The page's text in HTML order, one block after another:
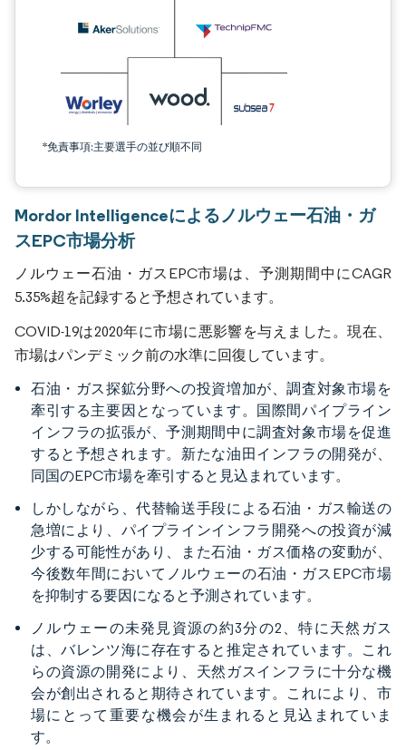
*免責事項:主要選手の並び順不同
Mordor Intelligenceによるノルウェー石油・ガ
スEPC市場分析
ノルウェー石油・ガスEPC市場は、予測期間中にCAGR
5.35%超を記録すると予想されています。
COVID-19は2020年に市場に悪影響を与えました。現在、
市場はパンデミック前の水準に回復しています。
石油・ガス探鉱分野への投資増加が、調査対象市場を
牽引する主要因となっています。国際間パイプライン
インフラの拡張が、予測期間中に調査対象市場を促進
すると予想されます。新たな油田インフラの開発が、
同国のEPC市場を牽引すると見込まれています。
しかしながら、代替輸送手段による石油・ガス輸送の
急増により、パイプラインインフラ開発への投資が減
少する可能性があり、また石油・ガス価格の変動が、
今後数年間においてノルウェーの石油・ガスEPC市場
を抑制する要因になると予測されています。
ノルウェーの未発見資源の約3分の2、特に天然ガス
は、バレンツ海に存在すると推定されています。これ
らの資源の開発により、天然ガスインフラに十分な機
会が創出されると期待されています。これにより、市
場にとって重要な機会が生まれると見込まれていま
す。